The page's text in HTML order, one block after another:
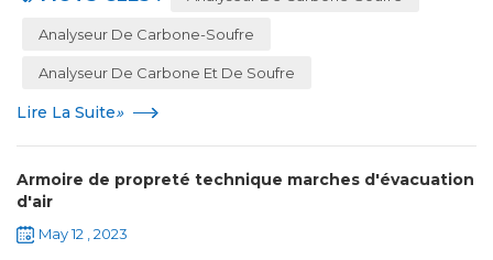
Analyseur De Carbone-Soufre
Analyseur De Carbone Et De Soufre
Lire La Suite»
Armoire de propreté technique marches d'évacuation
d'air
May 12 , 2023